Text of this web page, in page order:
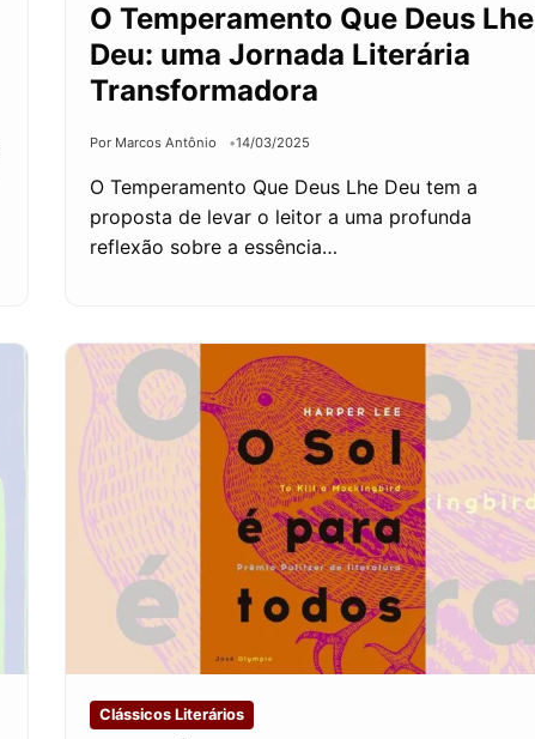
O Temperamento Que Deus Lhe
Deu: uma Jornada Literária
Transformadora
Por Marcos Antônio 14/03/2025
O Temperamento Que Deus Lhe Deu tem a
proposta de levar o leitor a uma profunda
reflexão sobre a essência…
Clássicos Literários